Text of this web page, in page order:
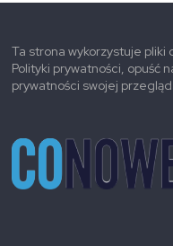
Ta strona wykorzystuje
Polityki prywatności, opuść
prywatności swojej